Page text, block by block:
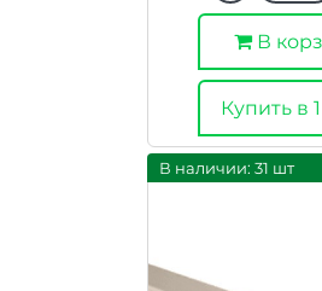
В
Купить в
В наличии: 31 шт